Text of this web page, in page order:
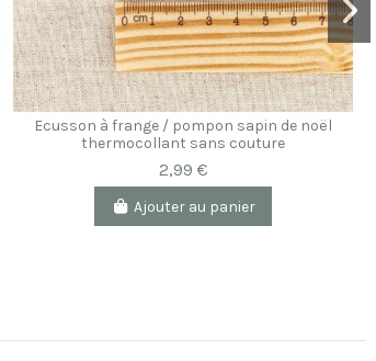
Ecusson à frange / pompon sapin de noël
thermocollant sans couture
2,99 €
Ajouter au panier